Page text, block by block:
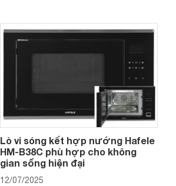
cùng tìm hiểu ngay dưới đây nhé.
Lò vi sóng kết hợp nướng Hafele
HM-B38C phù hợp cho không
gian sống hiện đại
12/07/2025